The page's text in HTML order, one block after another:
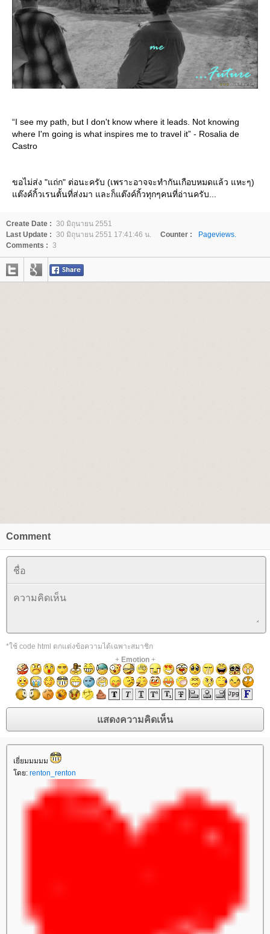
“I see my path, but I don't know where it leads. Not knowing
where I'm going is what inspires me to travel it” - Rosalia de
Castro
ขอไม่ส่ง "แถ่ก" ต่อนะครับ (เพราะอาจจะทำกันเกือบหมดแล้ว แหะๆ)
ต๊งค์กิ้วเรนตั้นที่ส่งมา และก็แต๊งค์กิ้วทุกๆคนที่อ่านครับ...
Create Date : 30 มิถุนายน 2551
Last Update : 30 มิถุนายน 2551 17:41:46 น. Counter :
Pageviews.
Comments : 3
Comment
*ใช้ code html ตกแต่งข้อความได้เฉพาะสมาชิก
+ Emotion+
เยี่ยมมมมม
ดย: renton_renton